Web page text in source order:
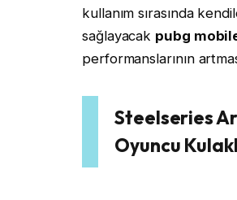
kullanım sırasında
sağlayacak pubg
performanslarının
Steelseries
Oyuncu